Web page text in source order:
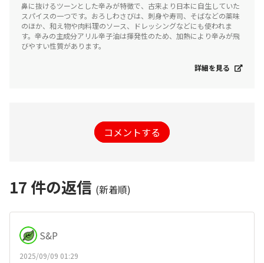
鼻に抜けるツーンとした辛みが特徴で、古来より日本に自生していた
スパイスの一つです。おろしわさびは、刺身や寿司、そばなどの薬味
のほか、和え物や肉料理のソース、ドレッシングなどにも使われま
す。辛みの主成分アリル辛子油は揮発性のため、加熱により辛みが飛
びやすい性質があります。
詳細を見る
コメントする
17 件の返信 (新着順)
S&P
2025/09/09 01:29